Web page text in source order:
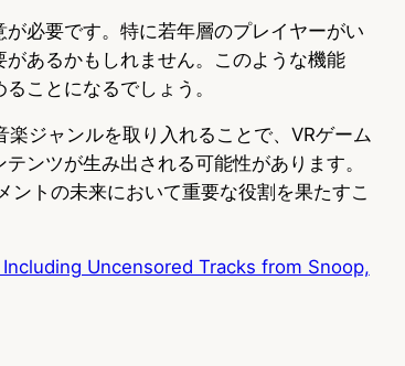
必要です。特に若年層のプレイヤーがい
あるかもしれません。このような機能
ことになるでしょう。
ジャンルを取り入れることで、VRゲーム
ンツが生み出される可能性があります。
トの未来において重要な役割を果たすこ
Uncensored Tracks from Snoop,